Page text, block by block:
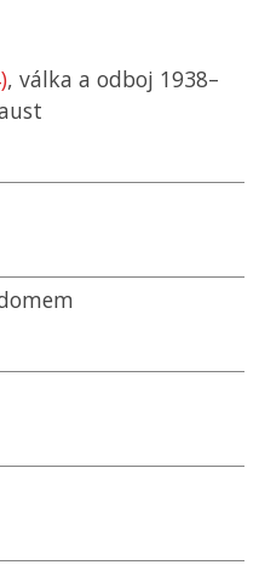
, válka a odboj 1938–